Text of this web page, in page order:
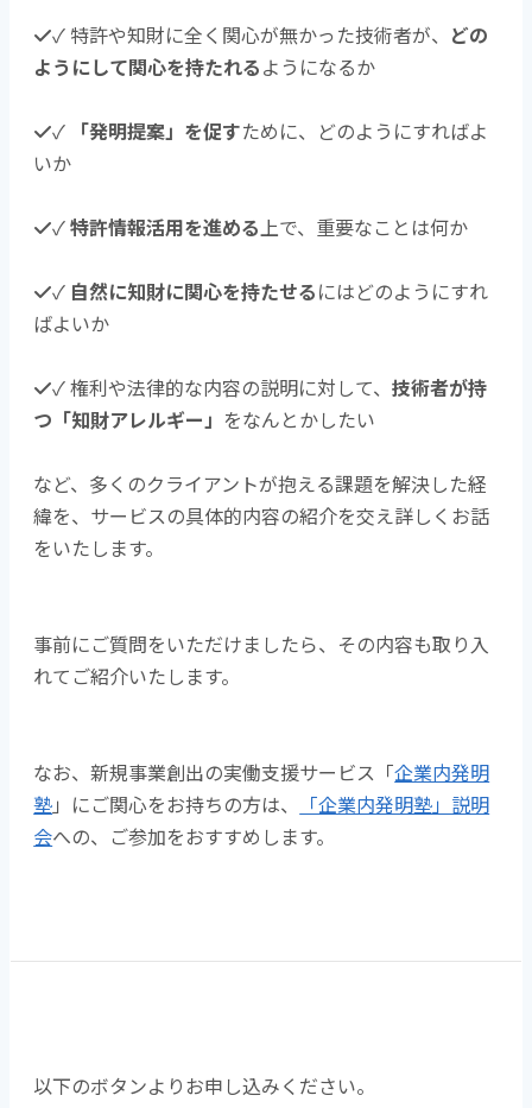
✓ 特許や知財に全く関心が無かった技術者が、 どの
ようにして関心を持たれるようになるか
✓ 「発明提案」を促すために、どのようにすればよ
いか
✓特許情報活用を進める上で、重要なことは何か
✓ 自然に知財に関心を持たせるにはどのようにすれ
ばよいか
✓ 権利や法律的な内容の説明に対して、技術者が持
つ「知財アレルギー」 をなんとかしたい
など、多くのクライアントが抱える課題を解決した経
緯を、サービスの具体的内容の紹介を交え詳しくお話
をいたします。
事前にご質問をいただけましたら、その内容も取り入
れてご紹介いたします。
なお、新規事業創出の実働支援サービス「企業内発明
塾」にご関心をお持ちの方は、
「企業内発明塾」説明
会への、ご参加をおすすめします。
以下のボタンよりお申し込みください。